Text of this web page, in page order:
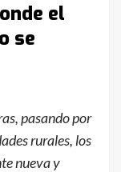
el
se
pasando por
rurales, los
nueva y